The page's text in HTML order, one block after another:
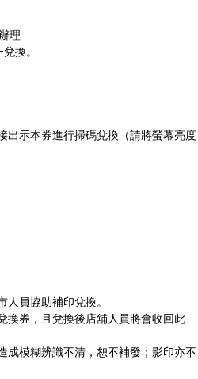
理
換。
出示本券進行掃碼兌換（請將螢幕亮度
員協助補印兌換。
換券，且兌換後店舖人員將會收回此
成模糊辨識不清，恕不補發；影印亦不